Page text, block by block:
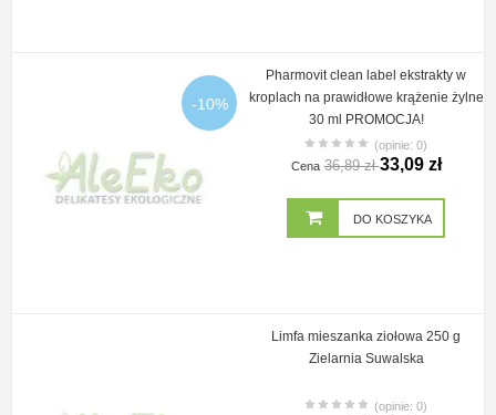
-10%
Pharmovit clean label ekstrakty w
kroplach na prawidłowe krążenie żylne
30 ml PROMOCJA!
(opinie: 0)
Cena 36,89 zł33,09 zł
DO KOSZYKA
Limfa mieszanka ziołowa 250 g
Zielarnia Suwalska
(opinie: 0)